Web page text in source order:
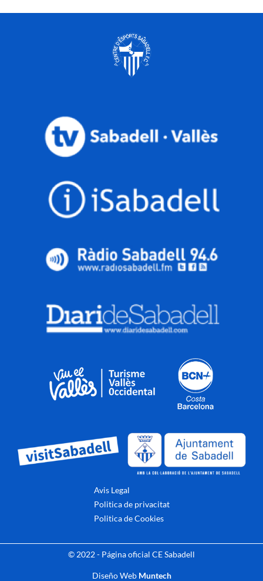
Avis Legal
Politica de privacitat
Politica de Cookies
© 2022 - Página oficial CE Sabadell
Diseño Web Muntech